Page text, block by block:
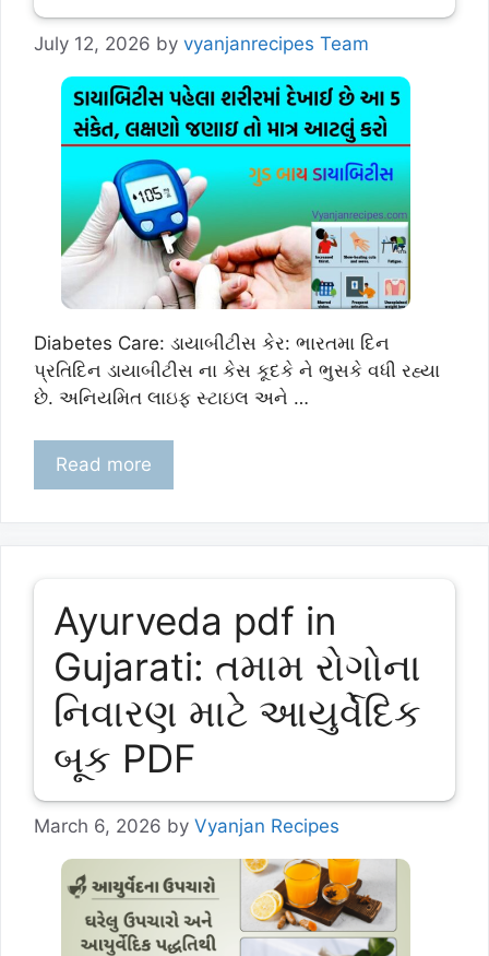
July 12, 2026 by vyanjanrecipes Team
Diabetes Care: ડાયાબીટીસ કેર: ભારતમા દિન
પ્રતિદિન ડાયાબીટીસ ના કેસ કૂદકે ને ભુસકે વધી રહ્યા
છે. અનિયમિત લાઇફ સ્ટાઇલ અને …
Read more
Ayurveda pdf in
Gujarati: તમામ રોગોના
નિવારણ માટે આયુર્વેદિક
બૂક PDF
March 6, 2026 by Vyanjan Recipes